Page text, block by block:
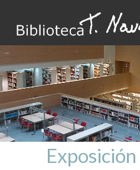
Exposición